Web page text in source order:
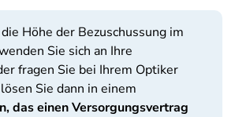
Höhe der Bezuschussung im
Sie sich an Ihre
fragen Sie bei Ihrem Optiker
Sie dann in einem
das einen Versorgungsvertrag